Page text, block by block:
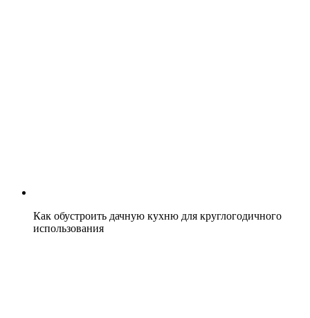
Как обустроить дачную кухню для круглогодичного
использования